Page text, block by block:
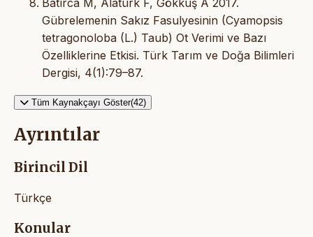
Gübrelemenin Sakız Fasulyesinin (Cyamopsis
tetragonoloba (L.) Taub) Ot Verimi ve Bazı
Özelliklerine Etkisi. Türk Tarım ve Doğa Bilimleri
Dergisi, 4(1):79–87.
Tüm Kaynakçayı Göster(42)
Ayrıntılar
Birincil Dil
Türkçe
Konular